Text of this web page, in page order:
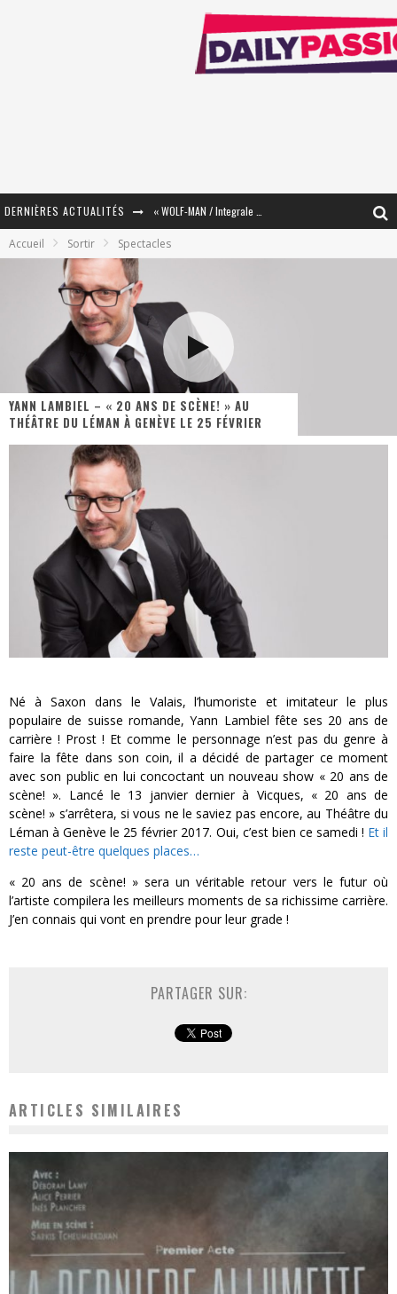
DERNIÈRES ACTUALITÉS
Star Fox
« MOFUSAND / Parler Japonais » – Des Expressions Pratiques !
Accueil Sortir Spectacles
YANN LAMBIEL – « 20 ANS DE SCÈNE! » AU
THÉÂTRE DU LÉMAN À GENÈVE LE 25 FÉVRIER
Né à Saxon dans le Valais, l’humoriste et imitateur le plus
populaire de suisse romande, Yann Lambiel fête ses 20 ans de
carrière ! Prost ! Et comme le personnage n’est pas du genre à
faire la fête dans son coin, il a décidé de partager ce moment
avec son public en lui concoctant un nouveau show « 20 ans de
scène! ». Lancé le 13 janvier dernier à Vicques, « 20 ans de
scène! » s’arrêtera, si vous ne le saviez pas encore, au Théâtre du
Léman à Genève le 25 février 2017. Oui, c’est bien ce samedi ! Et il
reste peut-être quelques places…
« 20 ans de scène! » sera un véritable retour vers le futur où
l’artiste compilera les meilleurs moments de sa richissime carrière.
J’en connais qui vont en prendre pour leur grade !
PARTAGER SUR:
ARTICLES SIMILAIRES